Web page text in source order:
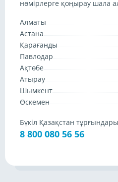
нөмірлерге қоңырау шала
Алматы
Астана
Қарағанды
Павлодар
Ақтөбе
Атырау
Шымкент
Өскемен
Бүкіл Қазақстан
8 800 080 56 56